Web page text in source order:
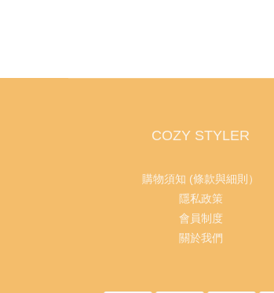
COZY STYLER
購物須知 (條款與細則）
隱私政策
會員制度
關於我們